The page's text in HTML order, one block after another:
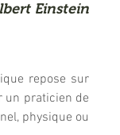
Einstein
repose sur
un praticien de
physique ou